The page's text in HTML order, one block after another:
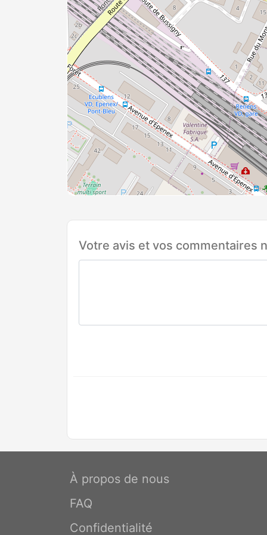
Votre avis et vos commentaires
À propos de nous
FAQ
Confidentialité